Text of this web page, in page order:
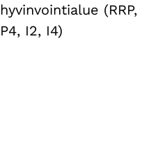
hyvinvointialue (RRP,
P4, I2, I4)